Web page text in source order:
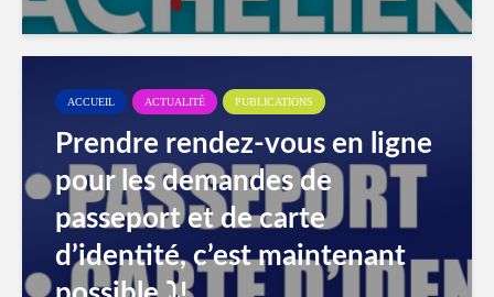
ACCUEIL ACTUALITÉ PUBLICATIONS
Prendre rendez-vous en ligne
pour les demandes de
passeport et de carte
d’identité, c’est maintenant